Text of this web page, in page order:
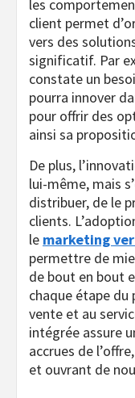
les
client permet
vers des
significatif. Par
constate un
pourra innover
pour offrir des
ainsi sa
De plus,
lui-même, mais
distribuer, de le
clients.
le marketing
permettre de
de bout en bout
chaque étape du
vente et au
intégrée assure
accrues de
et ouvrant de